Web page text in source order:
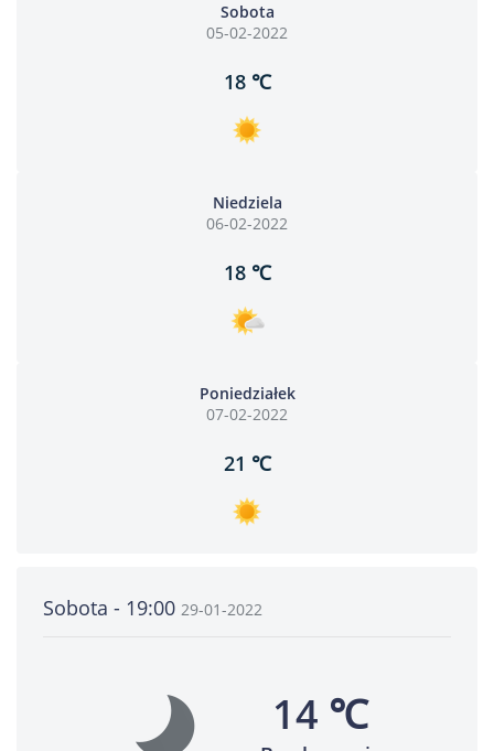
Sobota
05-02-2022
18 ℃
Niedziela
06-02-2022
18 ℃
Poniedziałek
07-02-2022
21 ℃
Sobota - 19:00 29-01-2022
14 ℃